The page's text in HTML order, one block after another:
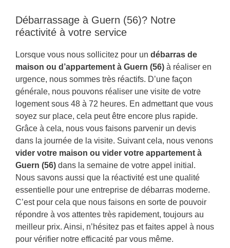
Débarrassage à Guern (56)? Notre
réactivité à votre service
Lorsque vous nous sollicitez pour un débarras de
maison ou d’appartement à Guern (56) à réaliser en
urgence, nous sommes très réactifs. D’une façon
générale, nous pouvons réaliser une visite de votre
logement sous 48 à 72 heures. En admettant que vous
soyez sur place, cela peut être encore plus rapide.
Grâce à cela, nous vous faisons parvenir un devis
dans la journée de la visite. Suivant cela, nous venons
vider votre maison ou vider votre appartement à
Guern (56) dans la semaine de votre appel initial.
Nous savons aussi que la réactivité est une qualité
essentielle pour une entreprise de débarras moderne.
C’est pour cela que nous faisons en sorte de pouvoir
répondre à vos attentes très rapidement, toujours au
meilleur prix. Ainsi, n’hésitez pas et faites appel à nous
pour vérifier notre efficacité par vous même.